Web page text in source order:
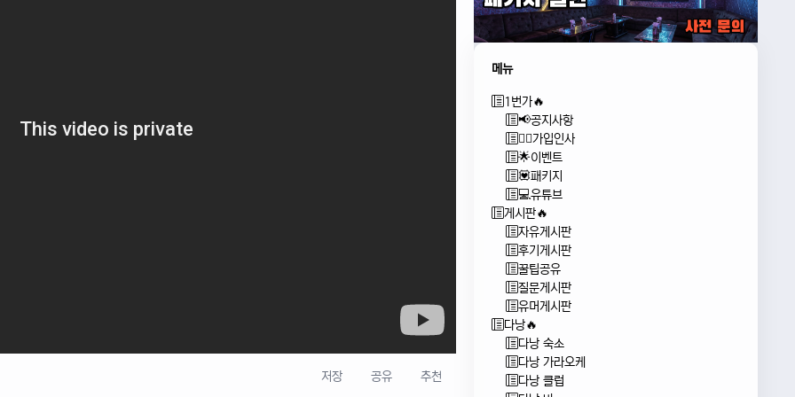
저장 공유 추천
메뉴
1번가🔥
📢공지사항
🙇‍♂️가입인사
🌟이벤트
💟패키지
💻유튜브
게시판🔥
자유게시판
후기게시판
꿀팁공유
질문게시판
유머게시판
다낭🔥
다낭 숙소
다낭 가라오케
다낭 클럽